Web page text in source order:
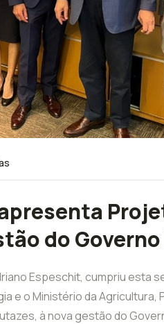
do
Espeschit, cumpriu esta
e o Ministério da
à nova gestão do